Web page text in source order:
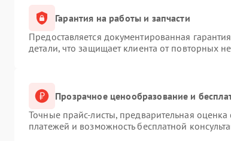
Гарантия на работы и запчасти
Предоставляется документированная
детали, что защищает клиента от повторных
Прозрачное ценообразование и
Точные прайс-листы, предварительная оценка
платежей и возможность бесплатной